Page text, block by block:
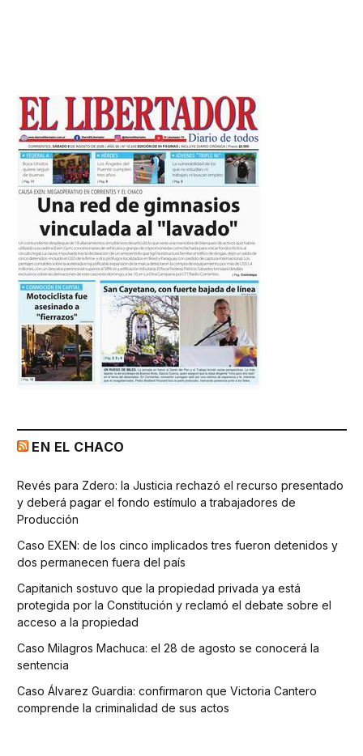
EN EL CHACO
Revés para Zdero: la Justicia rechazó el recurso presentado
y deberá pagar el fondo estímulo a trabajadores de
Producción
Caso EXEN: de los cinco implicados tres fueron detenidos y
dos permanecen fuera del país
Capitanich sostuvo que la propiedad privada ya está
protegida por la Constitución y reclamó el debate sobre el
acceso a la propiedad
Caso Milagros Machuca: el 28 de agosto se conocerá la
sentencia
Caso Álvarez Guardia: confirmaron que Victoria Cantero
comprende la criminalidad de sus actos